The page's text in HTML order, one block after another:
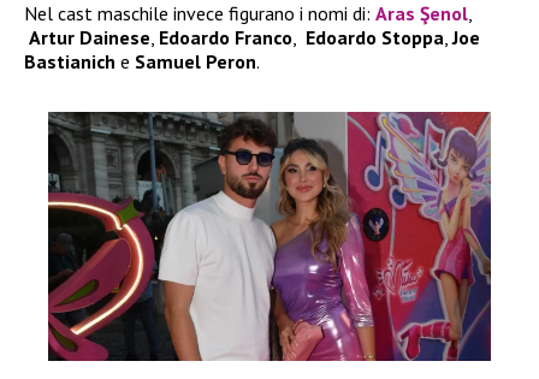
Nel cast maschile invece figurano i nomi di: Aras Şenol,
Artur Dainese, Edoardo Franco, Edoardo Stoppa,Joe
Bastianich e Samuel Peron.